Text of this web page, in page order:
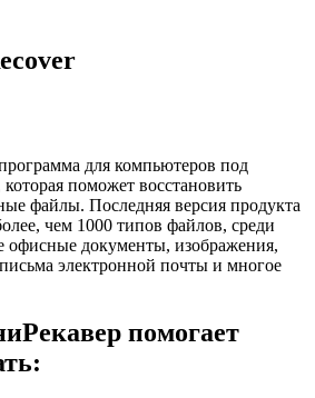
для компьютеров под
поможет восстановить
файлы. Последняя версия продукта
чем 1000 типов файлов, среди
офисные документы, изображения,
электронной почты и многое
помогает